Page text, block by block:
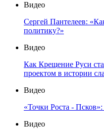
Видео
Сергей Пантелеев:
политику?»
Видео
Как Крещение Руси
проектом в истории
Видео
«Точки Роста -
Видео